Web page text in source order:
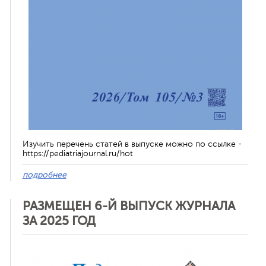
Изучить перечень статей в выпуске можно по ссылке -
https://pediatriajournal.ru/hot
подробнее
РАЗМЕЩЕН 6-Й ВЫПУСК ЖУРНАЛА
ЗА 2025 ГОД